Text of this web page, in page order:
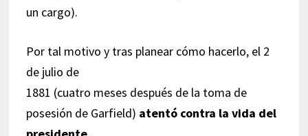
un cargo).
Por tal motivo y tras planear cómo hacerlo, el 2
de julio de
1881 (cuatro meses después de la toma de
posesión de Garfield) atentó contra la vida del